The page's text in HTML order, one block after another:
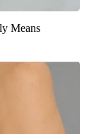
Means